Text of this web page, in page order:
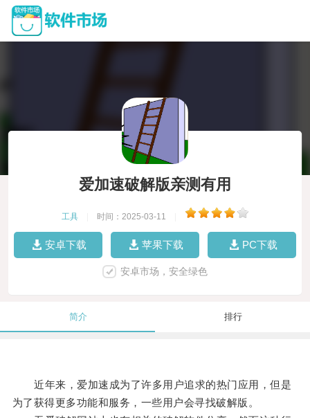
爱加速破解版亲测有用
工具 时间：2025-03-11
安卓下载 苹果下载 PC下载
安卓市场，安全绿色
简介 排行
近年来，爱加速成为了许多用户追求的热门应用，但是
为了获得更多功能和服务，一些用户会寻找破解版。